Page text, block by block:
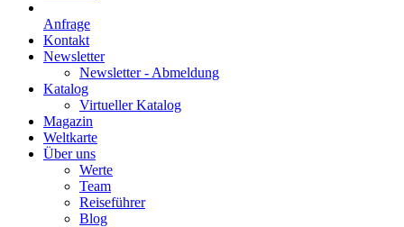
Anfrage
Kontakt
Newsletter
Newsletter - Abmeldung
Katalog
Virtueller Katalog
Magazin
Weltkarte
Über uns
Werte
Team
Reiseführer
Blog